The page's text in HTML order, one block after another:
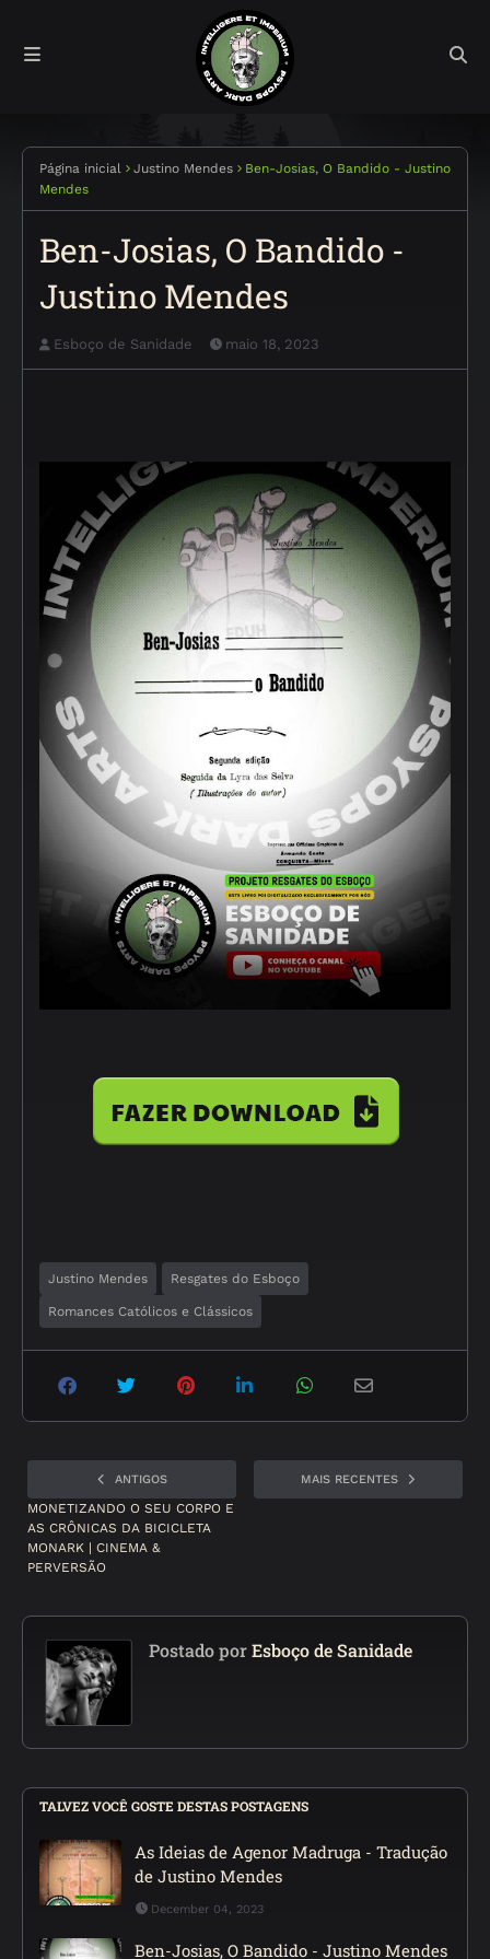
Página inicial Justino Mendes
Ben-Josias, O Bandido - Justino
Mendes
Ben-Josias, O Bandido -
Justino Mendes
Esboço de Sanidade maio 18, 2023
Justino Mendes Resgates do Esboço
Romances Católicos e Clássicos
MAIS RECENTES
ANTIGOS
MONETIZANDO O SEU CORPO E
AS CRÔNICAS DA BICICLETA
MONARK | CINEMA &
PERVERSÃO
Postado porEsboço de Sanidade
TALVEZ VOCÊ GOSTE DESTAS POSTAGENS
As Ideias de Agenor Madruga - Tradução
de Justino Mendes
December 04, 2023
Ben-Josias, O Bandido - Justino Mendes